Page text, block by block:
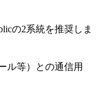
の2系統を推奨しま
ル等）との通信用